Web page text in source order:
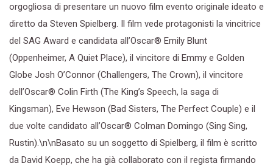
orgogliosa di presentare un nuovo film evento originale ideato e
diretto da Steven Spielberg. Il film vede protagonisti la vincitrice
del SAG Award e candidata all’Oscar® Emily Blunt
(Oppenheimer, A Quiet Place), il vincitore di Emmy e Golden
Globe Josh O’Connor (Challengers, The Crown), il vincitore
dell’Oscar® Colin Firth (The King’s Speech, la saga di
Kingsman), Eve Hewson (Bad Sisters, The Perfect Couple) e il
due volte candidato all’Oscar® Colman Domingo (Sing Sing,
Rustin).\n\nBasato su un soggetto di Spielberg, il film è scritto
da David Koepp, che ha già collaborato con il regista firmando